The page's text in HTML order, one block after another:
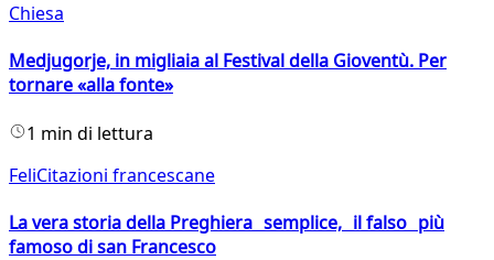
Chiesa
Medjugorje, in migliaia al Festival della Gioventù. Per
tornare «alla fonte»
1 min di lettura
FeliCitazioni francescane
La vera storia della Preghiera semplice, il falso più
famoso di san Francesco